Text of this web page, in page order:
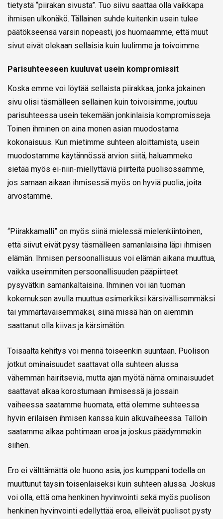
tietystä “piirakan sivusta”. Tuo siivu saattaa olla vaikkapa
ihmisen ulkonäkö. Tällainen suhde kuitenkin usein tulee
päätökseensä varsin nopeasti, jos huomaamme, että muut
sivut eivät olekaan sellaisia kuin luulimme ja toivoimme.
Parisuhteeseen kuuluvat usein kompromissit
Koska emme voi löytää sellaista piirakkaa, jonka jokainen
sivu olisi täsmälleen sellainen kuin toivoisimme, joutuu
parisuhteessa usein tekemään jonkinlaisia kompromisseja.
Toinen ihminen on aina monen asian muodostama
kokonaisuus. Kun mietimme suhteen aloittamista, usein
muodostamme käytännössä arvion siitä, haluammeko
sietää myös ei-niin-miellyttäviä piirteitä puolisossamme,
jos samaan aikaan ihmisessä myös on hyviä puolia, joita
arvostamme.
“Piirakkamalli” on myös siinä mielessä mielenkiintoinen,
että siivut eivät pysy täsmälleen samanlaisina läpi ihmisen
elämän. Ihmisen persoonallisuus voi elämän aikana muuttua,
vaikka useimmiten persoonallisuuden pääpiirteet
pysyvätkin samankaltaisina. Ihminen voi iän tuoman
kokemuksen avulla muuttua esimerkiksi kärsivällisemmäksi
tai ymmärtäväisemmäksi, siinä missä hän on aiemmin
saattanut olla kiivas ja kärsimätön.
Toisaalta kehitys voi mennä toiseenkin suuntaan. Puolison
jotkut ominaisuudet saattavat olla suhteen alussa
vähemmän häiritseviä, mutta ajan myötä nämä ominaisuudet
saattavat alkaa korostumaan ihmisessä ja jossain
vaiheessa saatamme huomata, että olemme suhteessa
hyvin erilaisen ihmisen kanssa kuin alkuvaiheessa. Tällöin
saatamme alkaa pohtimaan eroa ja joskus päädymmekin
siihen.
Ero ei välttämättä ole huono asia, jos kumppani todella on
muuttunut täysin toisenlaiseksi kuin suhteen alussa. Joskus
voi olla, että oma henkinen hyvinvointi sekä myös puolison
henkinen hyvinvointi edellyttää eroa, elleivät puolisot pysty